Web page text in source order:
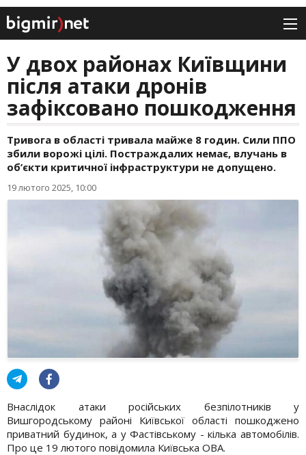
У двох районах Київщини
після атаки дронів
зафіксовано пошкодження
Тривога в області тривала майже 8 годин. Сили ППО
збили ворожі цілі. Постраждалих немає, влучань в
об’єкти критичної інфраструктури не допущено.
19 лютого 2025, 10:00
Внаслідок атаки російських безпілотників у
Вишгородському районі Київської області пошкоджено
приватний будинок, а у Фастівському - кілька автомобілів.
Про це 19 лютого повідомила Київська ОВА.